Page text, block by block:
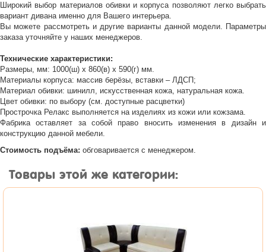
Широкий выбор материалов обивки и корпуса позволяют легко выбрать
вариант дивана именно для Вашего интерьера.
Вы можете рассмотреть и другие варианты данной модели. Параметры
заказа уточняйте у наших менеджеров.
Технические характеристики:
Размеры, мм: 1000(ш) х 860(в) х 590(г) мм.
Материалы корпуса: массив берёзы, вставки – ЛДСП;
Материал обивки: шинилл, искусственная кожа, натуральная кожа.
Цвет обивки: по выбору (см. доступные расцветки)
Прострочка Релакс выполняется на изделиях из кожи или кожзама.
Фабрика оставляет за собой право вносить изменения в дизайн и
конструкцию данной мебели.
Стоимость подъёма: обговаривается с менеджером.
Товары этой же категории: